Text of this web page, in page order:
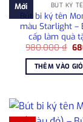
Mới BÚT KÝ
Bút bi ký tên
màu Starlight –
cấp làm quà
980.000₫ Giá
là:
THÊM VÀO